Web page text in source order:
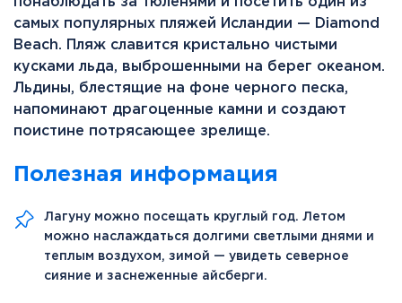
самых популярных пляжей Исландии — Diamond
Beach. Пляж славится кристально чистыми
кусками льда, выброшенными на берег океаном.
Льдины, блестящие на фоне черного песка,
напоминают драгоценные камни и создают
поистине потрясающее зрелище.
Полезная информация
Лагуну можно посещать круглый год. Летом
можно наслаждаться долгими светлыми днями и
теплым воздухом, зимой — увидеть северное
сияние и заснеженные айсберги.